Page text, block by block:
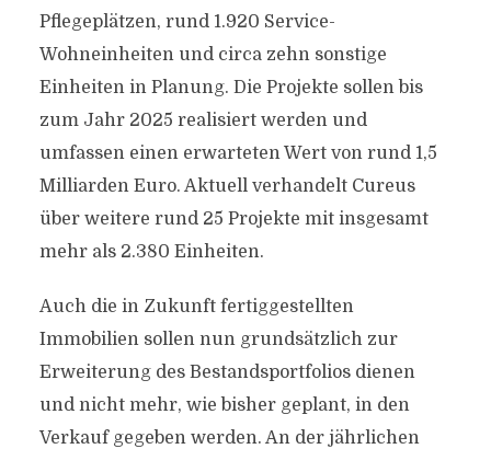
Pflegeplätzen, rund 1.920 Service-
Wohneinheiten und circa zehn sonstige
Einheiten in Planung. Die Projekte sollen bis
zum Jahr 2025 realisiert werden und
umfassen einen erwarteten Wert von rund 1,5
Milliarden Euro. Aktuell verhandelt Cureus
über weitere rund 25 Projekte mit insgesamt
mehr als 2.380 Einheiten.
Auch die in Zukunft fertiggestellten
Immobilien sollen nun grundsätzlich zur
Erweiterung des Bestandsportfolios dienen
und nicht mehr, wie bisher geplant, in den
Verkauf gegeben werden. An der jährlichen